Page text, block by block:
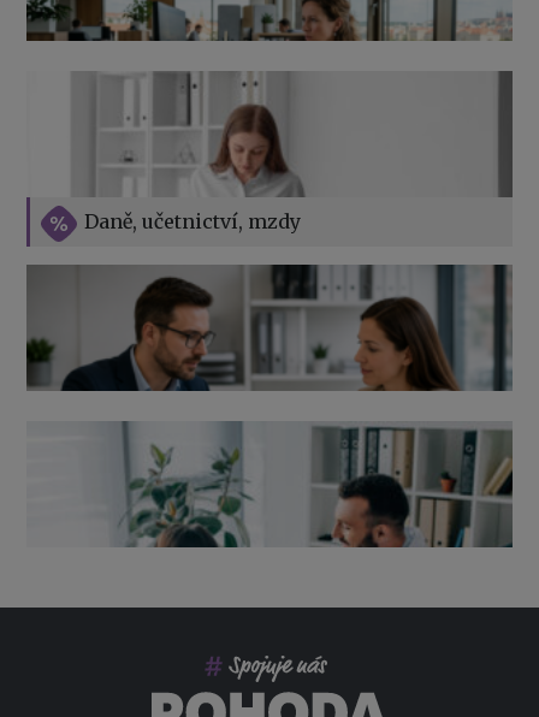
Daně, učetnictví, mzdy
Vše o překážkách v práci na straně zaměstnavatele
Výpověď ze zdravotních důvodů 2026 – průvodce pro
zaměstnavatele
Přehledy pro OSSZ a zdravotní pojišťovny – jak na ně
v roce 2026